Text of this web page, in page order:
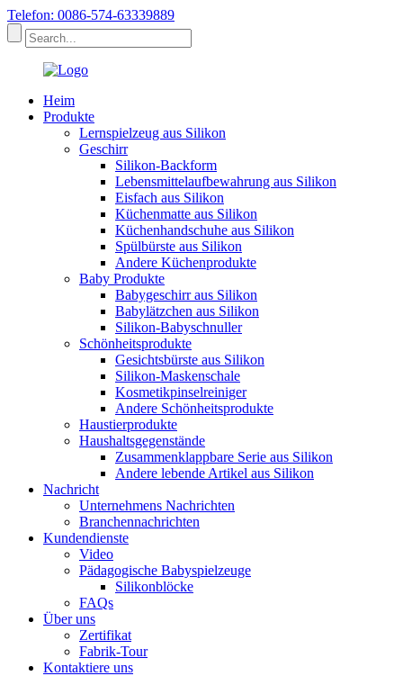
Telefon: 0086-574-63339889
Heim
Produkte
Lernspielzeug aus Silikon
Geschirr
Silikon-Backform
Lebensmittelaufbewahrung aus Silikon
Eisfach aus Silikon
Küchenmatte aus Silikon
Küchenhandschuhe aus Silikon
Spülbürste aus Silikon
Andere Küchenprodukte
Baby Produkte
Babygeschirr aus Silikon
Babylätzchen aus Silikon
Silikon-Babyschnuller
Schönheitsprodukte
Gesichtsbürste aus Silikon
Silikon-Maskenschale
Kosmetikpinselreiniger
Andere Schönheitsprodukte
Haustierprodukte
Haushaltsgegenstände
Zusammenklappbare Serie aus Silikon
Andere lebende Artikel aus Silikon
Nachricht
Unternehmens Nachrichten
Branchennachrichten
Kundendienste
Video
Pädagogische Babyspielzeuge
Silikonblöcke
FAQs
Über uns
Zertifikat
Fabrik-Tour
Kontaktiere uns